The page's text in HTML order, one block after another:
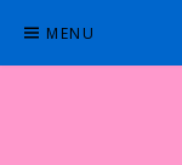
content
MENU